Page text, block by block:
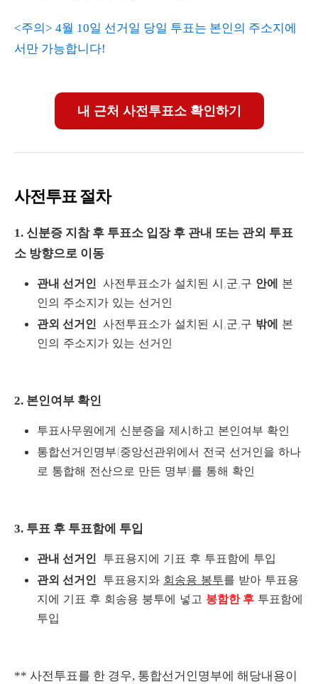
<주의> 4월 10일 선거일 당일 투표는 본인의 주소지에
서만 가능합니다!
내 근처 사전투표소 확인하기
사전투표 절차
1. 신분증 지참 후 투표소 입장 후 관내 또는 관외 투표
소 방향으로 이동
관내 선거인: 사전투표소가 설치된 시,군,구 안에 본
인의 주소지가 있는 선거인
관외 선거인: 사전투표소가 설치된 시,군,구 밖에 본
인의 주소지가 있는 선거인
2. 본인여부 확인
투표사무원에게 신분증을 제시하고 본인여부 확인
통합선거인명부(중앙선관위에서 전국 선거인을 하나
로 통합해 전산으로 만든 명부)를 통해 확인
3. 투표 후 투표함에 투입
관내 선거인: 투표용지에 기표 후 투표함에 투입
관외 선거인: 투표용지와 회송용 봉투를 받아 투표용
지에 기표 후 회송용 붕투에 넣고 봉함한 후 투표함에
투입
** 사전투표를 한 경우, 통합선거인명부에 해당내용이